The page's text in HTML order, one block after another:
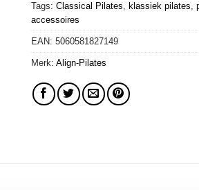
Tags: Classical Pilates, klassiek pilates,
accessoires
EAN: 5060581827149
Merk: Align-Pilates